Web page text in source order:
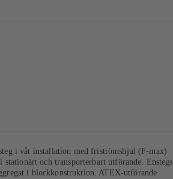
i våt installation med friströmshjul (F-max)
och transporterbart utförande. Enstegs,
i blockkonstruktion. ATEX-utförande